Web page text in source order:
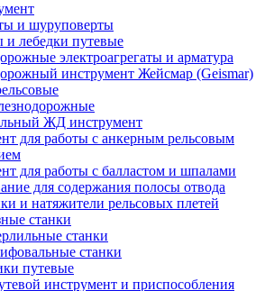
и шуруповерты
и лебедки путевые
электроагрегаты и арматура
инструмент Жейсмар (Geismar)
ЖД инструмент
для работы с анкерным рельсовым
для работы с балластом и шпалами
для содержания полосы отвода
и натяжители рельсовых плетей
станки
станки
станки
путевые
инструмент и приспособления